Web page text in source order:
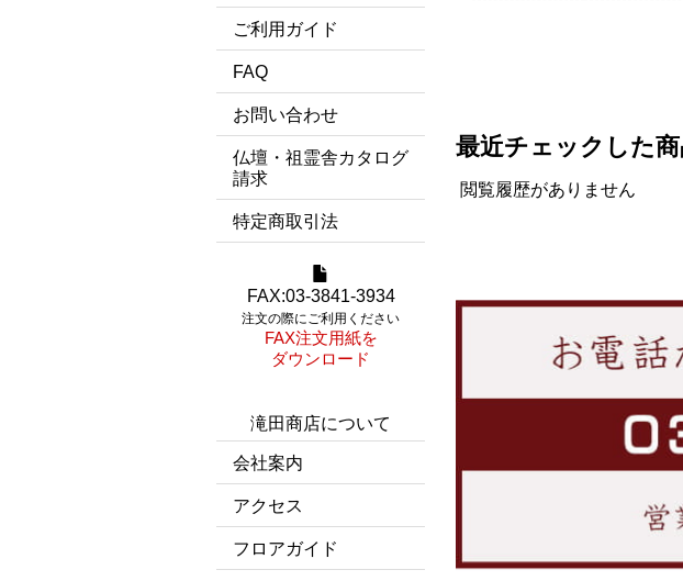
最近チェックした
閲覧履歴がありません
ご利用ガイド
FAQ
お問い合わせ
仏壇・祖霊舎カタログ
請求
特定商取引法
FAX:03-3841-3934
注文の際にご利用ください
FAX注文用紙を
ダウンロード
滝田商店について
会社案内
アクセス
フロアガイド